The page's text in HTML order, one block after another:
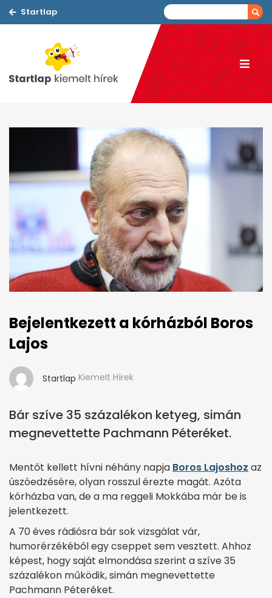
Startlap
Bejelentkezett a kórházból Boros
Lajos
Startlap Kiemelt Hírek
Bár szíve 35 százalékon ketyeg, simán
megnevettette Pachmann Péteréket.
Mentőt kellett hívni néhány napja Boros Lajoshoz az
úszóedzésére, olyan rosszul érezte magát. Azóta
kórházba van, de a ma reggeli Mokkába már be is
jelentkezett.
A 70 éves rádiósra bár sok vizsgálat vár,
humorérzékéből egy cseppet sem vesztett. Ahhoz
képest, hogy saját elmondása szerint a szíve 35
százalékon működik, simán megnevettette
Pachmann Péteréket.